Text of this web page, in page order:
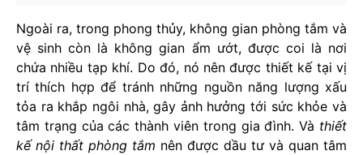
Ngoài ra, trong phong thủy, không gian phòng tắm và
vệ sinh còn là không gian ẩm ướt, được coi là nơi
chứa nhiều tạp khí. Do đó, nó nên được thiết kế tại vị
trí thích hợp để tránh những nguồn năng lượng xấu
tỏa ra khắp ngôi nhà, gây ảnh hưởng tới sức khỏe và
tâm trạng của các thành viên trong gia đình. Và thiết
kế nội thất phòng tắm nên được dầu tư và quan tâm